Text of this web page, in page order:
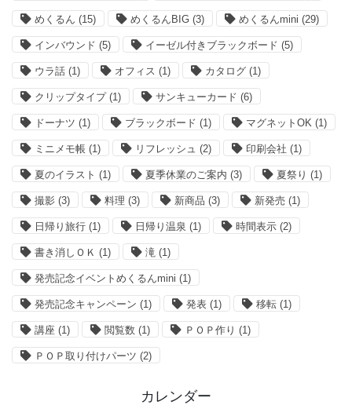
めくるん (15) めくるんBIG (3) めくるんmini (29)
インバウンド (5) イーゼル付きブラックボード (5)
ウラ話 (1) オフィス (1) カタログ (1)
クリップタイプ(1) サンキューカード (6)
ドーナツ (1) ブラックボード (1) マグネットOK (1)
ミニメモ帳 (1) リフレッシュ (2) 印刷会社 (1)
夏のイラスト (1) 夏季休業のご案内 (3) 夏祭り (1)
撮影 (3) 料理 (3) 新商品 (3) 新発売 (1)
日帰り旅行 (1) 日帰り温泉 (1) 時間表示 (2)
書き消しＯＫ (1) 滝 (1)
発売記念イベントめくるんmini (1)
発売記念キャンペーン (1) 発表 (1) 移転 (1)
講座 (1) 閲覧数 (1) ＰＯＰ作り (1)
ＰＯＰ取り付けパーツ (2)
カレンダー